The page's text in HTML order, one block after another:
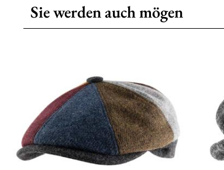
Sie werden auch mögen